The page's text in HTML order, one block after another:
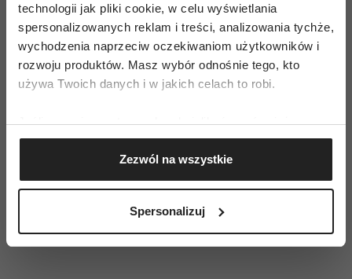
technologii jak pliki cookie, w celu wyświetlania
spersonalizowanych reklam i treści, analizowania tychże,
wychodzenia naprzeciw oczekiwaniom użytkowników i
rozwoju produktów. Masz wybór odnośnie tego, kto
używa Twoich danych i w jakich celach to robi.
Jeśli wyrazisz na to zgodę, chcielibyśmy również:
Gromadzić dane dotyczące Twojej lokalizacji
geograficznej z dokładnością nawet do kilku metrów
Identyfikować Twoje urządzenie, aktywnie
(fingerprinting, czyli wirtualny odcisk palca)
Zezwól na wszystkie
Spersonalizuj
zależnej. Eliminacja uczulających pokarmów
z diety prowadzi między innymi do lepszej pracy
mięśni oraz zmniejszenia problemów
z oddychaniem w czasie wzmożonego
eliminacyjną po wykonaniu testów na alergię
IgG-zależną, to m.in. Novak Djokovic, Marco Koch
Autorką tekstu jest Katarzyna Drews, dietetyk
z Instytutu Mikroekologii w Poznaniu